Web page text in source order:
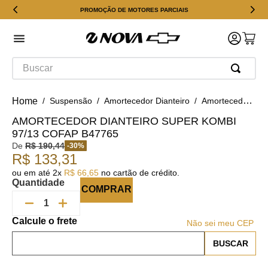
PROMOÇÃO DE MOTORES PARCIAIS
Buscar
Suspensão Amortecedor Dianteiro Amortecedor Dianteiro Super Kombi 97/13 Cofap B47765
AMORTECEDOR DIANTEIRO SUPER KOMBI
97/13 COFAP B47765
De R$ 190,44 -30%
R$ 133,31
ou em até 2x R$ 66 65 no cartão de crédito.
Quantidade
COMPRAR
Não sei meu CEP